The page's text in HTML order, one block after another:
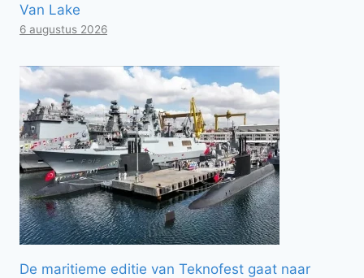
Van Lake
6 augustus 2026
De maritieme editie van Teknofest gaat naar